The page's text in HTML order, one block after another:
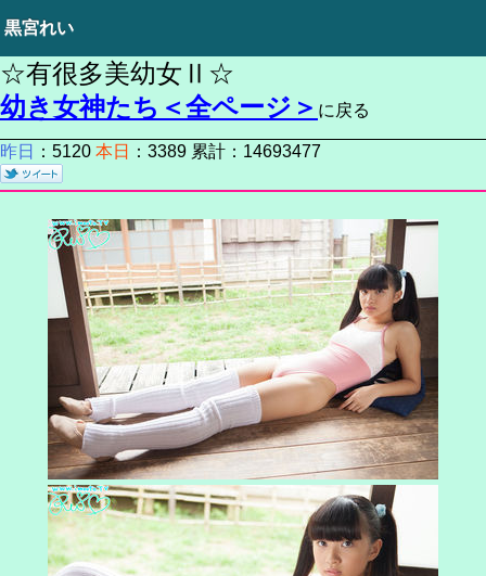
黒宮れい
☆有很多美幼女Ⅱ☆
幼き女神たち＜全ページ＞ に戻る
昨日 ：5120 本日 ：3389 累計：14693477